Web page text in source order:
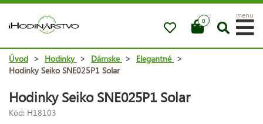
0
menu
Úvod > Hodinky > Dámske > Elegantné >
Hodinky Seiko SNE025P1 Solar
Hodinky Seiko SNE025P1 Solar
Kód: H18103